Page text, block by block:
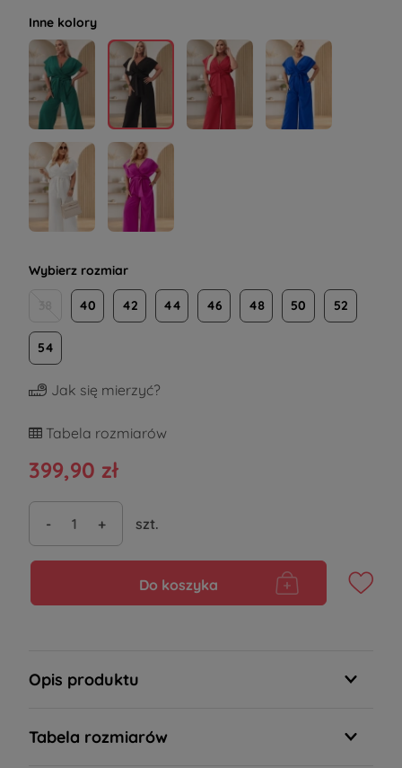
Inne kolory
Wybierz rozmiar
40 42 44 46 48 50 52
54
Jak się mierzyć?
Tabela rozmiarów
399,90 zł
- + szt.
Do koszyka
Opis produktu
Tabela rozmiarów